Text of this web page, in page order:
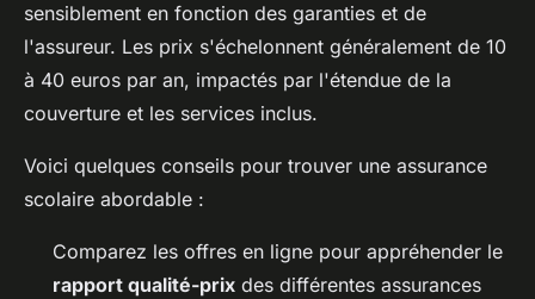
sensiblement en fonction des garanties et de
l'assureur. Les prix s'échelonnent généralement de 10
à 40 euros par an, impactés par l'étendue de la
couverture et les services inclus.
Voici quelques conseils pour trouver une assurance
scolaire abordable :
Comparez les offres en ligne pour appréhender le
rapport qualité-prix des différentes assurances